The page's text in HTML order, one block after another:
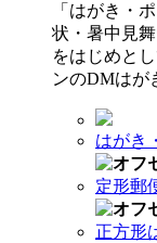
「はがき・
状・暑中見
をはじめと
ンのDMはが
はがき
定形郵
正方形